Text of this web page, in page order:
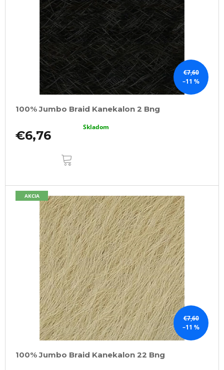
€7,60
–11 %
100% Jumbo Braid Kanekalon 2 Bng
€6,76
Skladom
€7,60
–11 %
AKCIA
100% Jumbo Braid Kanekalon 22 Bng